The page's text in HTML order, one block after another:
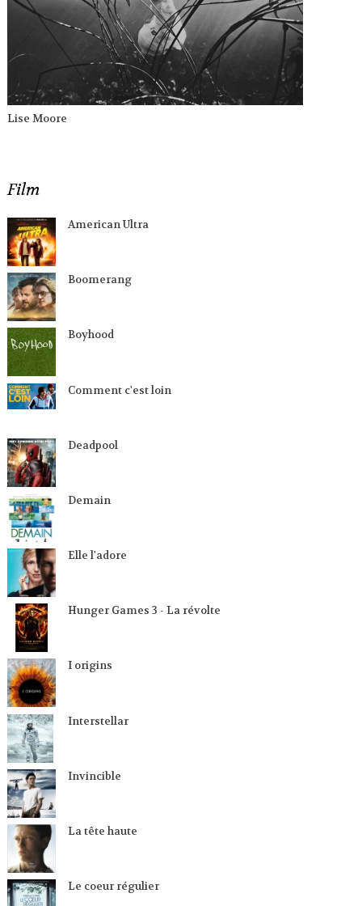
Lise Moore
Film
American Ultra
Boomerang
Boyhood
Comment c'est loin
Deadpool
Demain
Elle l'adore
Hunger Games 3 - La révolte
I origins
Interstellar
Invincible
La tête haute
Le coeur régulier